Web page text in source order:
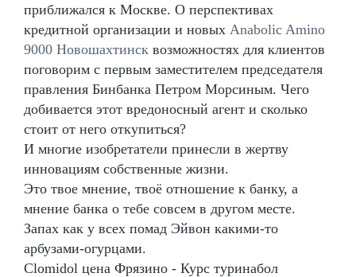
приближался к Москве. О перспективах
кредитной организации и новых Anabolic Amino
9000 Новошахтинск возможностях для клиентов
поговорим с первым заместителем председателя
правления Бинбанка Петром Морсиным. Чего
добивается этот вредоносный агент и сколько
стоит от него откупиться?
И многие изобретатели принесли в жертву
инновациям собственные жизни.
Это твое мнение, твоё отношение к банку, а
мнение банка о тебе совсем в другом месте.
Запах как у всех помад Эйвон какими-то
арбузами-огурцами.
Clomidol цена Фрязино - Курс туринабол